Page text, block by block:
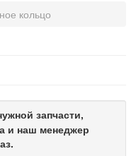
кольцо
запчасти,
и наш менеджер